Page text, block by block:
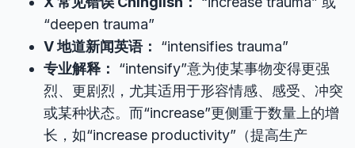
“deepen trauma”
V 地道新闻英语：
“intensifies trauma”
专业解释：
“intensify”意为使某事物变得更强
烈、更剧烈，尤其适用于形容情感、感受、冲突
或某种状态。而“increase”更侧重于数量上的增
长，如“increase productivity”（提高生产